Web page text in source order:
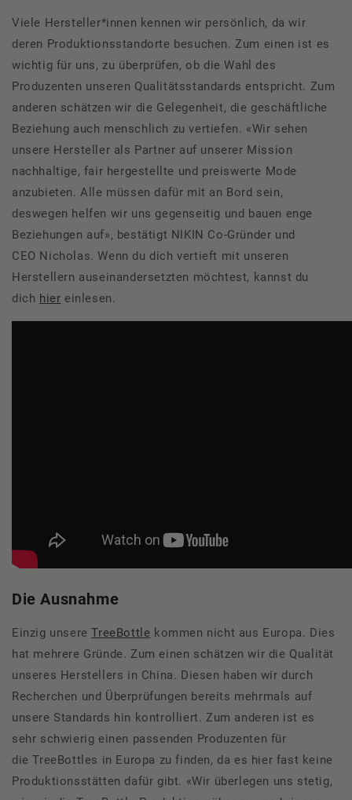
Viele Hersteller*innen kennen wir persönlich, da wir
deren Produktionsstandorte besuchen. Zum einen ist es
wichtig für uns, zu überprüfen, ob die Wahl des
Produzenten unseren Qualitätsstandards entspricht. Zum
anderen schätzen wir die Gelegenheit, die geschäftliche
Beziehung auch menschlich zu vertiefen. «Wir sehen
unsere Hersteller als Partner auf unserer Mission
nachhaltige, fair hergestellte und preiswerte Mode
anzubieten. Alle müssen dafür mit an Bord sein,
deswegen helfen wir uns gegenseitig und bauen enge
Beziehungen auf», bestätigt NIKIN Co-Gründer und
CEO Nicholas. Wenn du dich vertieft mit unseren
Herstellern auseinandersetzten möchtest, kannst du
dich hier einlesen.
Die Ausnahme
Einzig unsereTreeBottle kommen nicht aus Europa. Dies
hat mehrere Gründe. Zum einen schätzen wir die Qualität
unseres Herstellers in China. Diesen haben wir durch
Recherchen und Überprüfungen bereits mehrmals auf
unsere Standards hin kontrolliert. Zum anderen ist es
sehr schwierig einen passenden Produzenten für
die TreeBottles in Europa zu finden, da es hier fast keine
Produktionsstätten dafür gibt. «Wir überlegen uns stetig,